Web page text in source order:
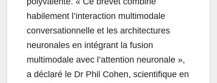
habilement l’interaction multimodale
conversationnelle et les architectures
neuronales en intégrant la fusion
multimodale avec l’attention neuronale »,
a déclaré le Dr Phil Cohen, scientifique en